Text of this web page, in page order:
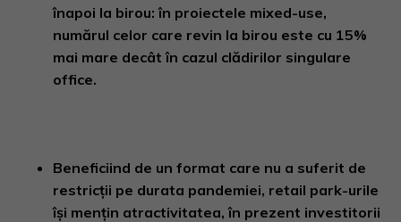
înapoi la birou: în proiectele mixed-use,
numărul celor care revin la birou este cu 15%
mai mare decât în cazul clădirilor singulare
office.
Beneficiind de un format care nu a suferit de
restricții pe durata pandemiei, retail park-urile
își mențin atractivitatea, în prezent investitorii